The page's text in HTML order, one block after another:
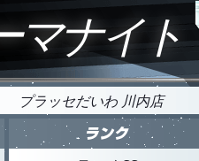
マナイト
プラッセだいわ 川内店